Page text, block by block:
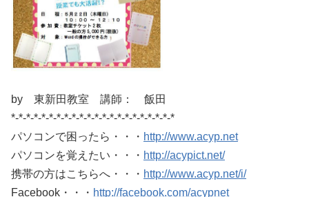
by 東新田教室 講師： 飯田
*-*-*-*-*-*-*-*-*-*-*-*-*-*-*-*-*-*-*-*-*-*
パソコンで困ったら・・・ http://www.acyp.net
パソコンを覚えたい・・・ http://acypict.net/
携帯の方はこちらへ・・・ http://www.acyp.net/i/
Facebook・・・ http://facebook.com/acypnet